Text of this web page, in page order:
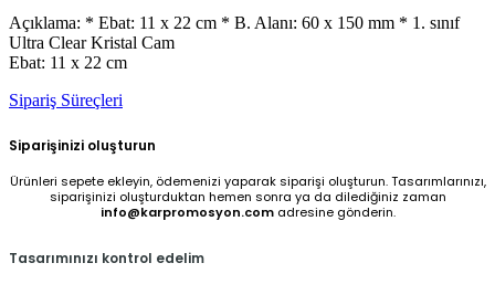
Açıklama: * Ebat: 11 x 22 cm * B. Alanı: 60 x 150 mm * 1. sınıf
Ultra Clear Kristal Cam
Ebat: 11 x 22 cm
Sipariş Süreçleri
Siparişinizi oluşturun
Ürünleri sepete ekleyin, ödemenizi yaparak siparişi oluşturun. Tasarımlarınızı,
siparişinizi oluşturduktan hemen sonra ya da dilediğiniz zaman
info@karpromosyon.comadresine gönderin.
Tasarımınızı kontrol edelim